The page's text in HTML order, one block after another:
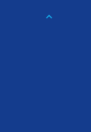
keyboard_arrow_down